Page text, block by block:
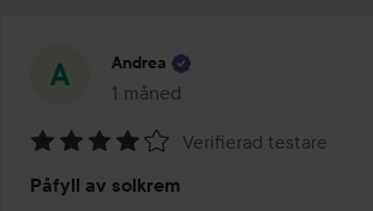
Andrea
1 måned
Innlegget ble opprettet 1 måned
4
Verifierad testare
Påfyll av solkrem